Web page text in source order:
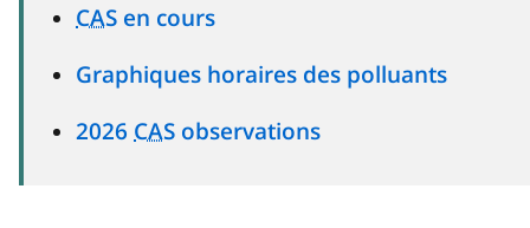
CAS en cours
Graphiques horaires des polluants
2026 CAS observations